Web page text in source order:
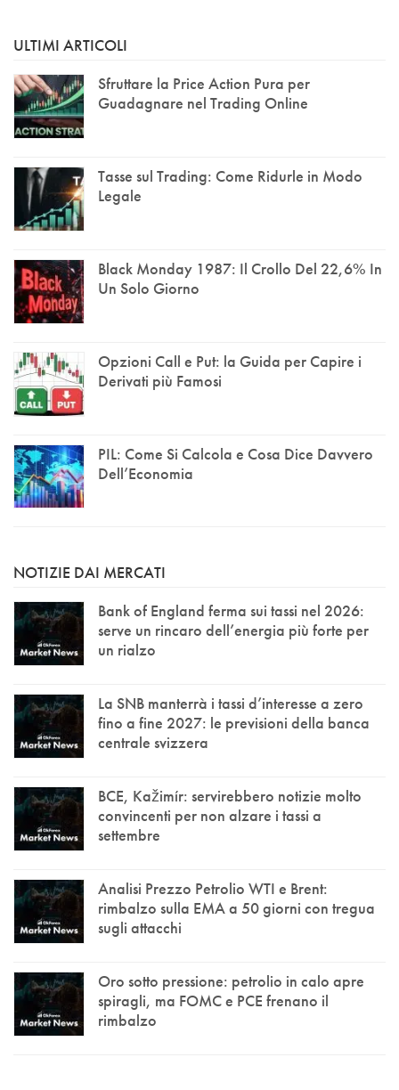
ULTIMI ARTICOLI
Sfruttare la Price Action Pura per
Guadagnare nel Trading Online
Tasse sul Trading: Come Ridurle in Modo
Legale
Black Monday 1987: Il Crollo Del 22,6% In
Un Solo Giorno
Opzioni Call e Put: la Guida per Capire i
Derivati più Famosi
PIL: Come Si Calcola e Cosa Dice Davvero
Dell’Economia
NOTIZIE DAI MERCATI
Bank of England ferma sui tassi nel 2026:
serve un rincaro dell’energia più forte per
un rialzo
La SNB manterrà i tassi d’interesse a zero
fino a fine 2027: le previsioni della banca
centrale svizzera
BCE, Kažimír: servirebbero notizie molto
convincenti per non alzare i tassi a
settembre
Analisi Prezzo Petrolio WTI e Brent:
rimbalzo sulla EMA a 50 giorni con tregua
sugli attacchi
Oro sotto pressione: petrolio in calo apre
spiragli, ma FOMC e PCE frenano il
rimbalzo